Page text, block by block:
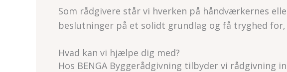
Som rådgivere står vi hverken på håndværkernes
beslutninger på et solidt grundlag og få tryghed
Hvad kan vi hjælpe dig med?
Hos BENGA Byggerådgivning tilbyder vi rådgivning